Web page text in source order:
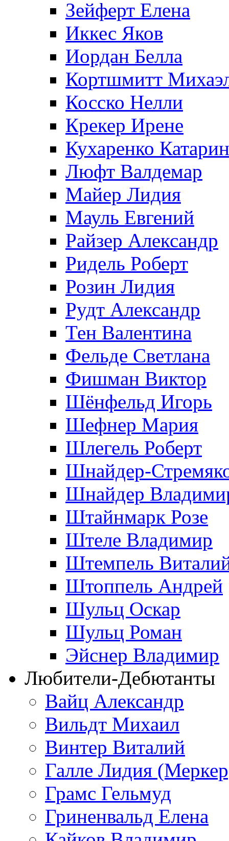
Зейферт Елена
Иккес Яков
Иордан Белла
Кортшмитт
Косско Нелли
Крекер Ирене
Кухаренко
Люфт Валдемaр
Майер Лидия
Мауль Евгений
Райзер Александр
Ридель Роберт
Розин Лидия
Рудт Александр
Тен Валентина
Фельде Светлана
Фишман Виктор
Шёнфельд Игорь
Шефнер Мария
Шлегель Роберт
Шнайдер-
Шнайдер
Штайнмарк Розe
Штеле Владимир
Штемпель
Штоппель Андрей
Шульц Оскар
Шульц Роман
Эйснер Владимир
Любители-Дебютанты
Вайц Александр
Вильдт Михаил
Винтер Виталий
Галле Лидия
Грамс Гельмуд
Гриненвальд Елена